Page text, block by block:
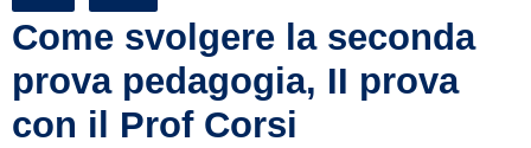
Come svolgere la seconda
prova pedagogia, II prova
con il Prof Corsi